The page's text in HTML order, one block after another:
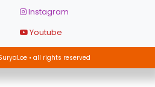
Instagram
Youtube
• all rights reserved